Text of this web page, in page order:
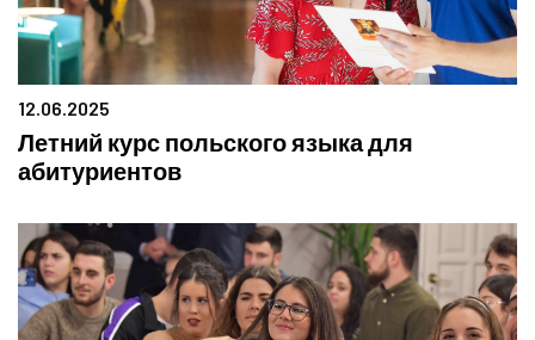
12.06.2025
Летний курс польского языка для
абитуриентов